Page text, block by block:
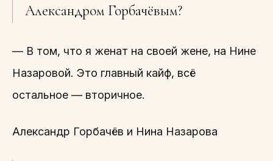
Александром Горбачёвым?
— В том, что я женат на своей жене, на Нине
Назаровой. Это главный кайф, всё
остальное — вторичное.
Александр Горбачёв и Нина Назарова